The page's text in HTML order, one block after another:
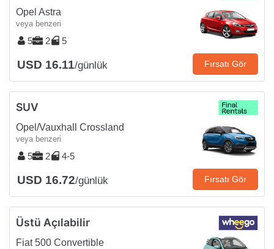
Opel Astra
veya benzeri
5 2 5
USD 16.11/günlük Fırsatı Gör
SUV
Opel/Vauxhall Crossland
veya benzeri
5 2 4-5
USD 16.72/günlük Fırsatı Gör
Üstü Açılabilir
Fiat 500 Convertible